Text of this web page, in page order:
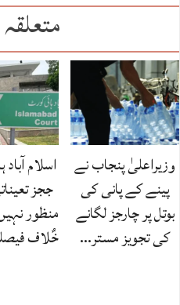
وزیراعلیٰ پنجاب نے
پینے کے پانی کی
بوتل پر چارجز لگانے
کی تجویز مستر…
اسلام
ججز
منظور
خٌلاف